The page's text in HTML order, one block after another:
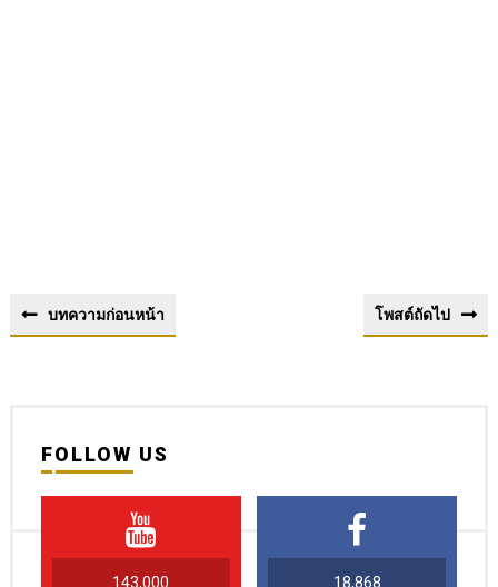
บทความก่อนหน้า โพสต์ถัดไป
FOLLOW US
143,000 18,868